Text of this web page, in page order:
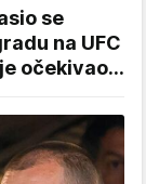
se
na UFC
očekivao...